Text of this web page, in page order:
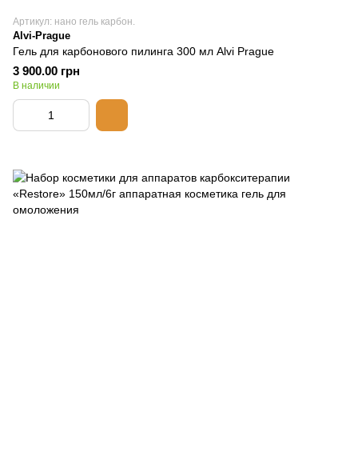
Артикул: нано гель карбон.
Alvi-Prague
Гель для карбонового пилинга 300 мл Alvi Prague
3 900.00 грн
В наличии